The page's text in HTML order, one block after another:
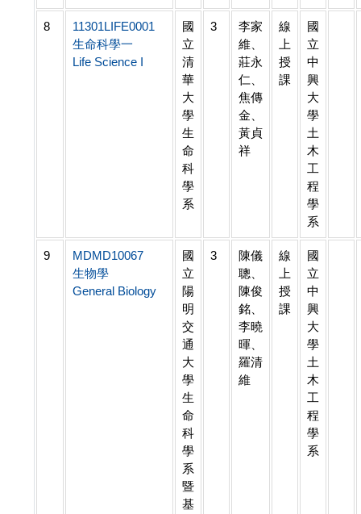
8
11301LIFE0001
生命科學一
Life Science I
國
立
清
華
大
學
生
命
科
學
系
3
李家
維、
莊永
仁、
焦傳
金、
黃貞
祥
線
上
授
課
國
立
中
興
大
學
土
木
工
程
學
系
9
MDMD10067
生物學
General Biology
國
立
陽
明
交
通
大
學
生
命
科
學
系
暨
基
3
陳儀
聰、
陳俊
銘、
李曉
暉、
羅清
維
線
上
授
課
國
立
中
興
大
學
土
木
工
程
學
系